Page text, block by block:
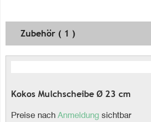
Zubehör ( 1 )
Kokos Mulchscheibe Ø 23 cm
Preise nach Anmeldung sichtbar